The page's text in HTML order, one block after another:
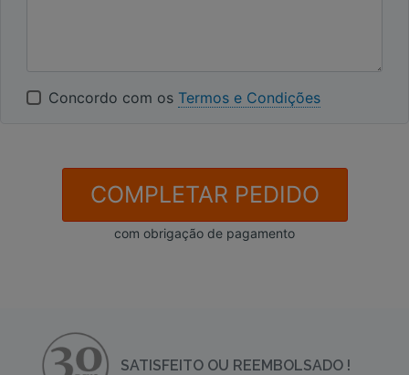
Concordo com os Termos e Condições
COMPLETAR PEDIDO
com obrigação de pagamento
SATISFEITO OU REEMBOLSADO !